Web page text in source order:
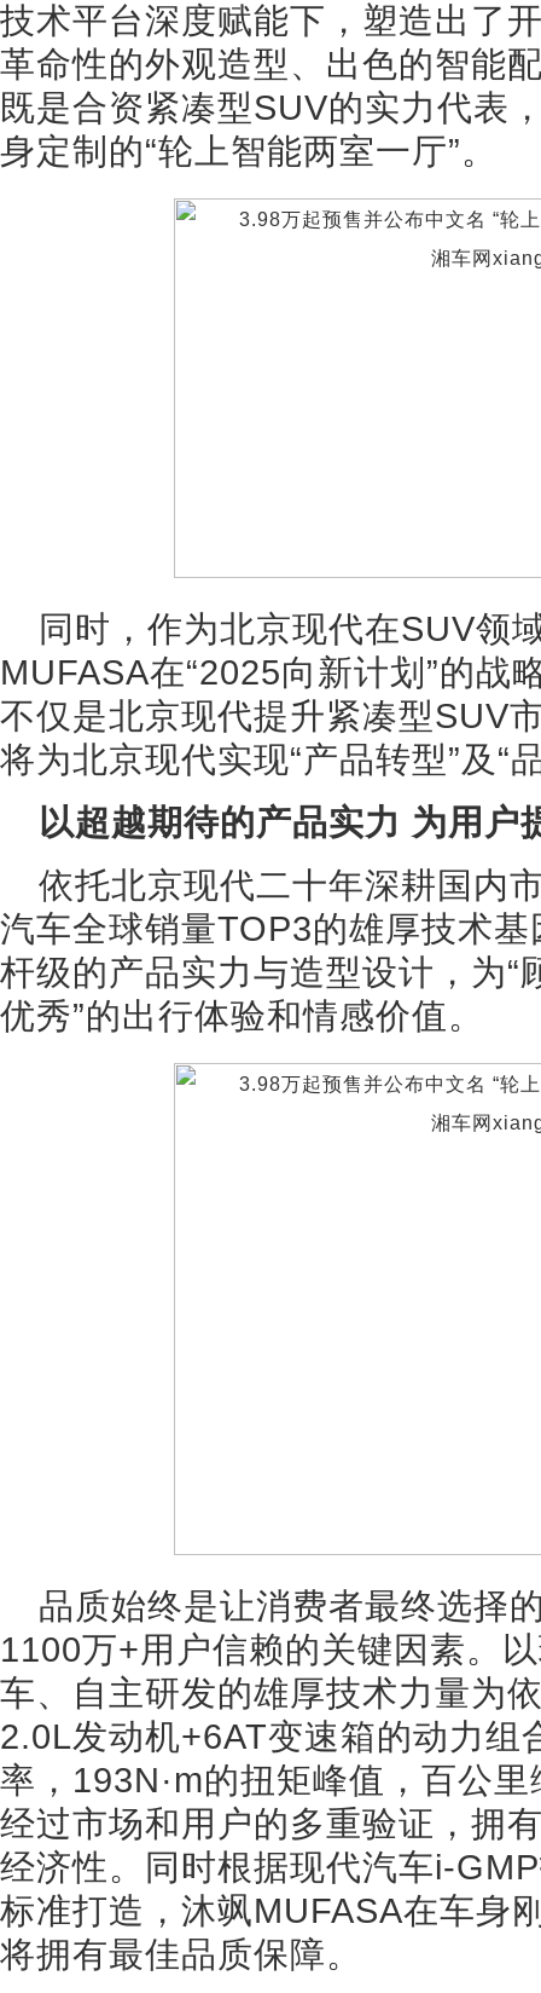
技术平台深度赋能下，塑造出了
革命性的外观造型、出色的智能
既是合资紧凑型SUV的实力代表
身定制的“轮上智能两室一厅”。
同时，作为北京现代在SUV领
MUFASA在“2025向新计划”的战
不仅是北京现代提升紧凑型SUV
将为北京现代实现“产品转型”及“
以超越期待的产品实力 为用户
依托北京现代二十年深耕国内
汽车全球销量TOP3的雄厚技术
杆级的产品实力与造型设计，为“
优秀”的出行体验和情感价值。
品质始终是让消费者最终选择
1100万+用户信赖的关键因素。
车、自主研发的雄厚技术力量为
2.0L发动机+6AT变速箱的动力组
率，193N·m的扭矩峰值，百公
经过市场和用户的多重验证，拥
经济性。同时根据现代汽车i-
标准打造，沐飒MUFASA在车身
将拥有最佳品质保障。